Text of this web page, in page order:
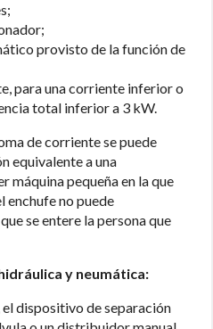
provisto de la función de
para una corriente inferior o
total inferior a 3 kW.
de corriente se puede
equivalente a una
máquina pequeña en la que
enchufe no puede
se entere la persona que
y neumática:
dispositivo de separación